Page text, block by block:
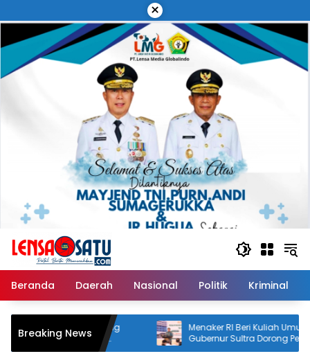
ke
konten
×
Beranda Daerah Nasional Politik Kriminal
Breaking News
Menaker RI Beri Kuliah Umum di UMK,
Gubernur Sultra Dorong Penguatan SDM
Hadapi Perubahan Dunia Kerja
Ekonomi Sultra
PPAS 2027 Resmi